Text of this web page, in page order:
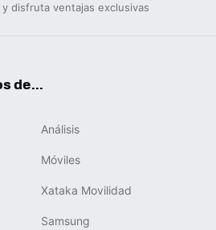
y disfruta ventajas exclusivas
de...
Análisis
Móviles
Xataka Movilidad
Samsung